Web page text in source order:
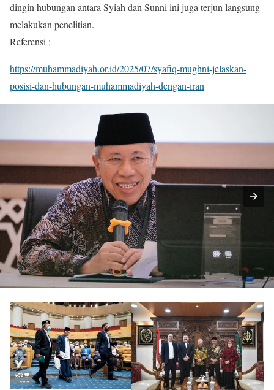
dingin hubungan antara Syiah dan Sunni ini juga terjun langsung
melakukan penelitian.
Referensi :
https://muhammadiyah.or.id/2025/07/syafiq-mughni-jelaskan-
posisi-dan-hubungan-muhammadiyah-dengan-iran